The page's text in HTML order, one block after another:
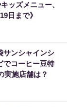
ッズメニュー、
日まで》
サンシャインシ
でコーヒー豆特
実施店舗は？